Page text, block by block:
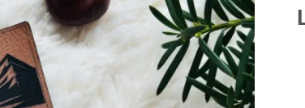
Add to
wishlist